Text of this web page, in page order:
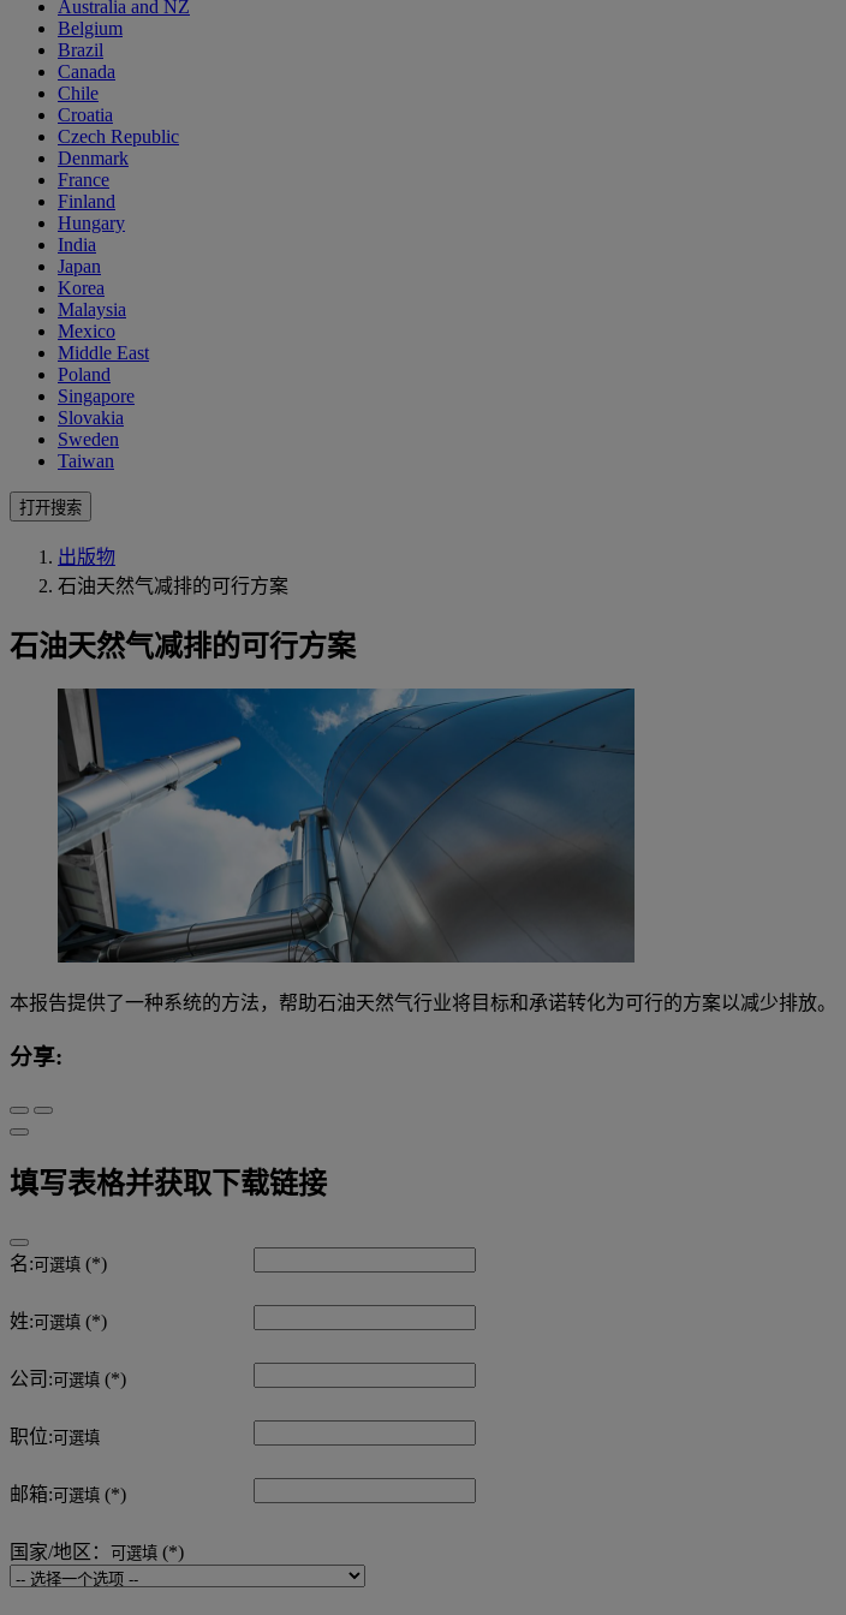
Australia and NZ
Belgium
Brazil
Canada
Chile
Croatia
Czech Republic
Denmark
France
Finland
Hungary
India
Japan
Korea
Malaysia
Mexico
Middle East
Poland
Singapore
Slovakia
Sweden
Taiwan
打开搜索
出版物
石油天然气减排的可行方案
石油天然气减排的可行方案
本报告提供了一种系统的方法，帮助石油天然气行业将目标和承诺转化为可行的方案以减少排放。
分享:
填写表格并获取下载链接
名: 可選填
姓: 可選填
公司: 可選填
职位: 可選填
邮箱: 可選填
国家/地区： 可選填